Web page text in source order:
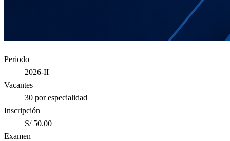
Periodo
2026-II
Vacantes
30 por especialidad
Inscripción
S/ 50.00
Examen